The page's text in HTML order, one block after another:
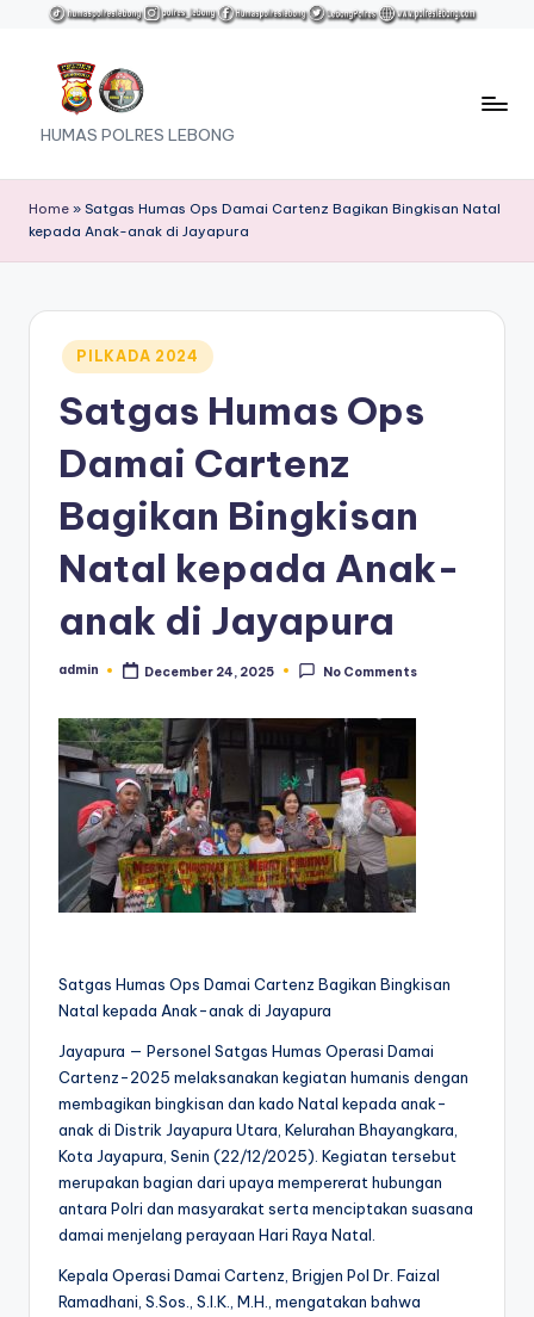
content
HUMAS POLRES LEBONG
Home » Satgas Humas Ops Damai Cartenz Bagikan Bingkisan Natal
kepada Anak-anak di Jayapura
Posted
in
PILKADA 2024
Satgas Humas Ops
Damai Cartenz
Bagikan Bingkisan
Natal kepada Anak-
anak di Jayapura
Posted
admin December 24, 2025 No Comments
Satgas Humas Ops Damai Cartenz Bagikan Bingkisan
Natal kepada Anak-anak di Jayapura
Jayapura — Personel Satgas Humas Operasi Damai
Cartenz-2025 melaksanakan kegiatan humanis dengan
membagikan bingkisan dan kado Natal kepada anak-
anak di Distrik Jayapura Utara, Kelurahan Bhayangkara,
Kota Jayapura, Senin (22/12/2025). Kegiatan tersebut
merupakan bagian dari upaya mempererat hubungan
antara Polri dan masyarakat serta menciptakan suasana
damai menjelang perayaan Hari Raya Natal.
Kepala Operasi Damai Cartenz, Brigjen Pol Dr. Faizal
Ramadhani, S.Sos., S.I.K., M.H., mengatakan bahwa